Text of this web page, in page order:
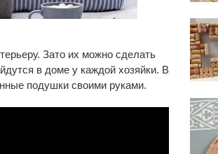
Зато их можно сделать
в доме у каждой хозяйки. В
подушки своими руками.